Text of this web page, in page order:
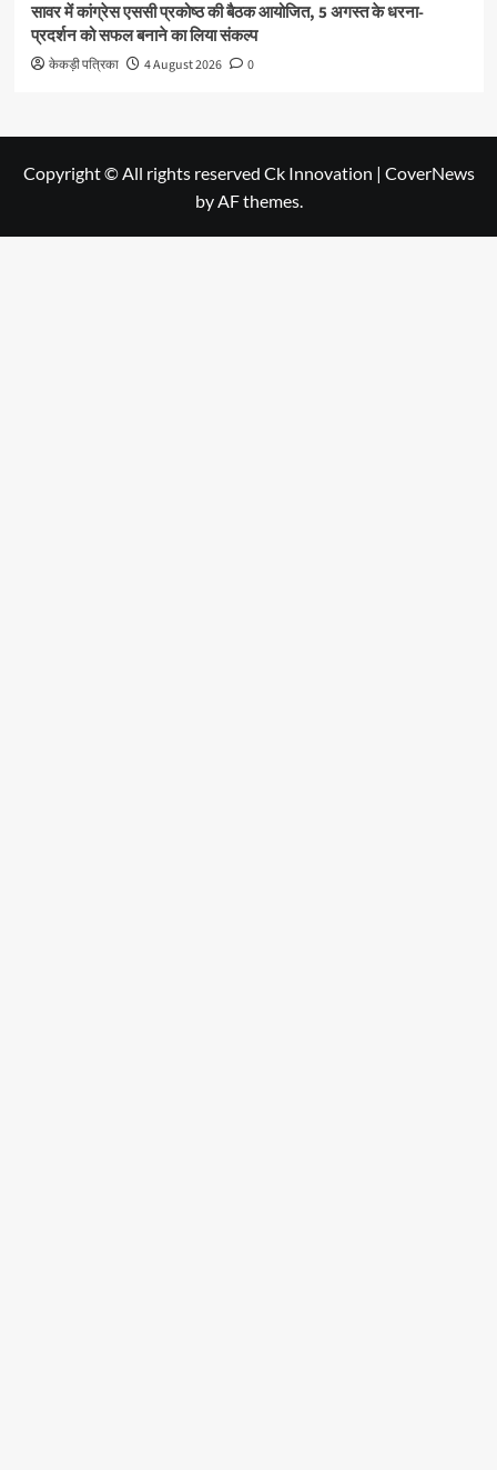
सावर में कांग्रेस एससी प्रकोष्ठ की बैठक आयोजित, 5 अगस्त के धरना-
प्रदर्शन को सफल बनाने का लिया संकल्प
केकड़ी पत्रिका 4 August 2026 0
Copyright © All rights reserved Ck Innovation | CoverNews
by AF themes.